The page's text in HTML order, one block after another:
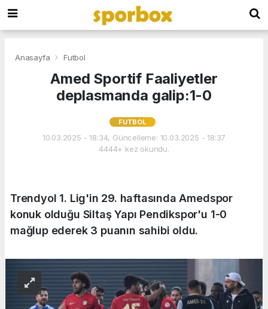
Anasayfa Futbol
Amed Sportif Faaliyetler
deplasmanda galip:1-0
FUTBOL
10.03.2025 - 18:34, Güncelleme: 10.03.2025 - 18:37
4444+ kez okundu.
Trendyol 1. Lig'in 29. haftasında Amedspor
konuk olduğu Siltaş Yapı Pendikspor'u 1-0
mağlup ederek 3 puanın sahibi oldu.